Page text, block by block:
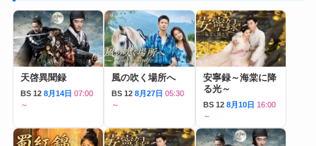
天啓異聞録
BS 12 8月14日 07:00
～
風の吹く場所へ
BS 12 8月27日 05:30
～
安寧録～海棠に降
る光～
BS 12 8月10日 16:00
～